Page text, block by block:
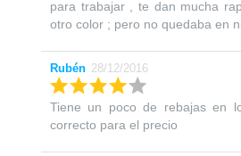
para trabajar , te dan mucha
otro color ; pero no quedaba en
Rubén 28/12/2016
Tiene un poco de rebajas en
correcto para el precio